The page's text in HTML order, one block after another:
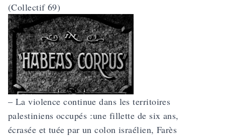
(Collectif 69)
– La violence continue dans les territoires
palestiniens occupés :une fillette de six ans,
écrasée et tuée par un colon israélien, Farès